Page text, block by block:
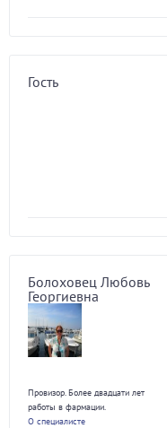
Гость
Болоховец Любовь
Георгиевна
Провизор. Более двадцати лет
работы в фармации.
О специалисте